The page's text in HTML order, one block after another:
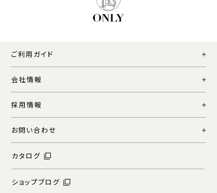
ご利用ガイド
会社情報
採用情報
お問い合わせ
カタログ
ショップブログ